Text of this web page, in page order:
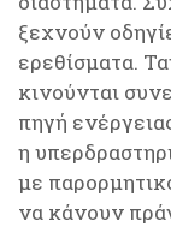
ξεχνούν
ερεθίσματα.
κινούνται
πηγή
η
με
να κάνουν